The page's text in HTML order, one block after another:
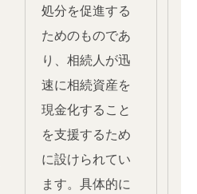
処分を促進する
ためのものであ
り、相続人が迅
速に相続資産を
現金化すること
を支援するため
に設けられてい
ます。具体的に